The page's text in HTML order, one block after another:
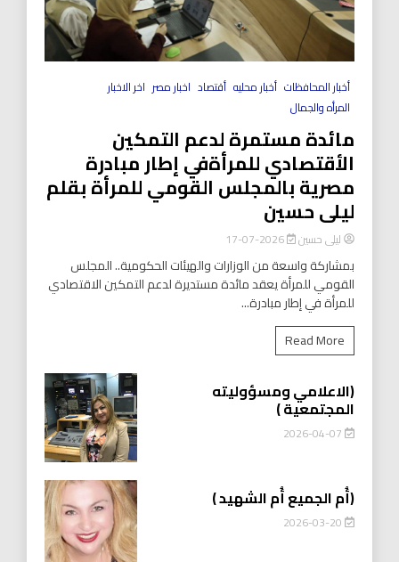
أخبار المحافظات أخبار محليه أقتصاد اخبار مصر اخر الاخبار
المرأه والجمال
مائدة مستمرة لدعم التمكين
الأقتصادي للمرأةفي إطار مبادرة
مصرية بالمجلس القومي للمرأة بقلم
ليلى حسين
ليلى حسين 2026-07-17
بمشاركة واسعة من الوزارات والهيئات الحكومية.. المجلس
القومي للمرأة يعقد مائدة مستديرة لدعم التمكين الاقتصادي
للمرأة في إطار مبادرة...
Read More
(الاعلامي ومسؤوليته
المجتمعية )
2026-04-07
(أُم الجميع أُم الشهيد )
2026-03-20